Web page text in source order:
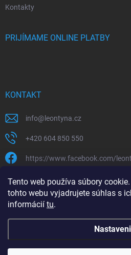
Tento web používa súbory
tohto webu vyjadrujete súhlas s
informácií tu.
Kontakty
PRIJÍMAME ONLINE PLATBY
KONTAKT
info@ leontyna.cz
+420 604 850 550
https://www.facebook.com/
leontyna.cz
@leontyna.cz